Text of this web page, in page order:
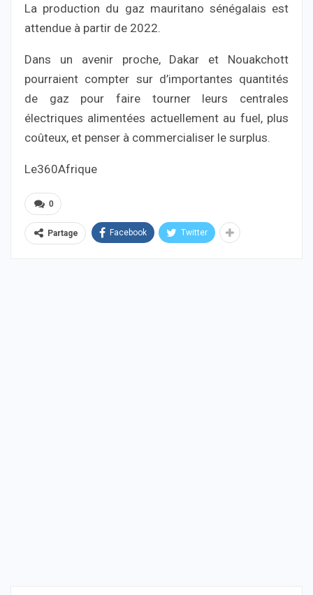
La production du gaz mauritano sénégalais est
attendue à partir de 2022.
Dans un avenir proche, Dakar et Nouakchott
pourraient compter sur d’importantes quantités
de gaz pour faire tourner leurs centrales
électriques alimentées actuellement au fuel, plus
coûteux, et penser à commercialiser le surplus.
Le360Afrique
0
Partage Facebook Twitter